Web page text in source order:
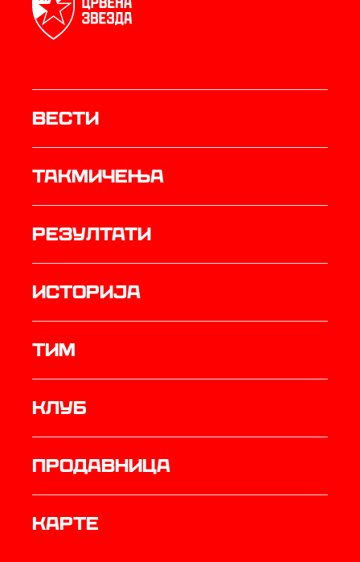
Вести
Такмичења
резултати
историја
ТИМ
Клуб
продавница
Карте